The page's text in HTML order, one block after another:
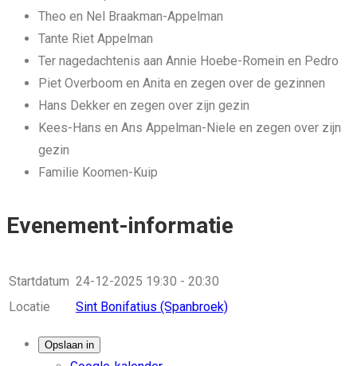
Theo en Nel Braakman-Appelman
Tante Riet Appelman
Ter nagedachtenis aan Annie Hoebe-Romein en Pedro
Piet Overboom en Anita en zegen over de gezinnen
Hans Dekker en zegen over zijn gezin
Kees-Hans en Ans Appelman-Niele en zegen over zijn
gezin
Familie Koomen-Kuip
Evenement-informatie
Startdatum 24-12-2025 19:30 - 20:30
Locatie
Sint Bonifatius (Spanbroek)
Opslaan in